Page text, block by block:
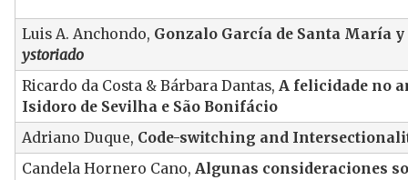
Luis A. Anchondo, Gonzalo García de Santa María
ystoriado
Ricardo da Costa & Bárbara Dantas, A felicidade no
Isidoro de Sevilha e São Bonifácio
Adriano Duque, Code-switching and
Candela Hornero Cano, Algunas consideraciones